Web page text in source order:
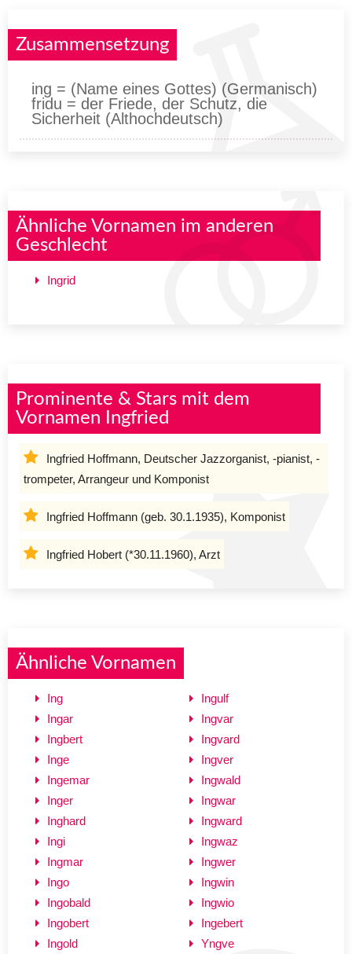
Zusammensetzung
ing = (Name eines Gottes) (Germanisch)
fridu = der Friede, der Schutz, die
Sicherheit (Althochdeutsch)
Ähnliche Vornamen im anderen
Geschlecht
Ingrid
Prominente & Stars mit dem
Vornamen Ingfried
Ingfried Hoffmann, Deutscher Jazzorganist, -pianist, -
trompeter, Arrangeur und Komponist
Ingfried Hoffmann (geb. 30.1.1935), Komponist
Ingfried Hobert (*30.11.1960), Arzt
Ähnliche Vornamen
Ing
Ingar
Ingbert
Inge
Ingemar
Inger
Inghard
Ingi
Ingmar
Ingo
Ingobald
Ingobert
Ingold
Ingulf
Ingvar
Ingvard
Ingver
Ingwald
Ingwar
Ingward
Ingwaz
Ingwer
Ingwin
Ingwio
Ingebert
Yngve